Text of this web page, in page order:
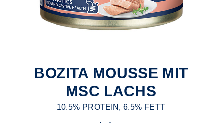
BOZITA MOUSSE MIT
MSC LACHS
10.5% PROTEIN, 6.5% FETT